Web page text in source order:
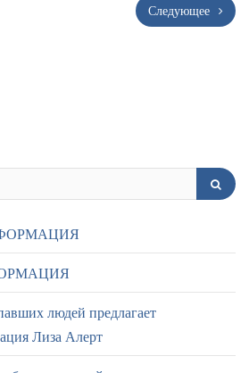
Следующее
людей предлагает
Лиза Алерт